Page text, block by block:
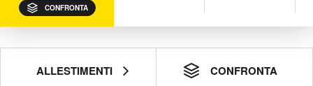
CONFRONTA
ALLESTIMENTI CONFRONTA